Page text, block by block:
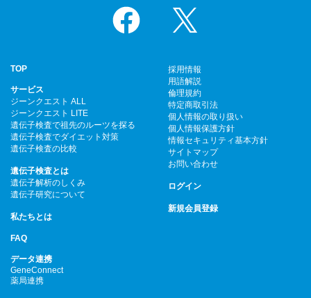
Facebook
TOP
サービス
ジーンクエスト ALL
ジーンクエスト LITE
遺伝子検査で祖先のルーツを探る
遺伝子検査でダイエット対策
遺伝子検査の比較
遺伝子検査とは
遺伝子解析のしくみ
遺伝子研究について
私たちとは
FAQ
データ連携
GeneConnect
薬局連携
採用情報
用語解説
倫理規約
特定商取引法
個人情報の取り扱い
個人情報保護方針
情報セキュリティ基本方針
サイトマップ
お問い合わせ
ログイン
新規会員登録